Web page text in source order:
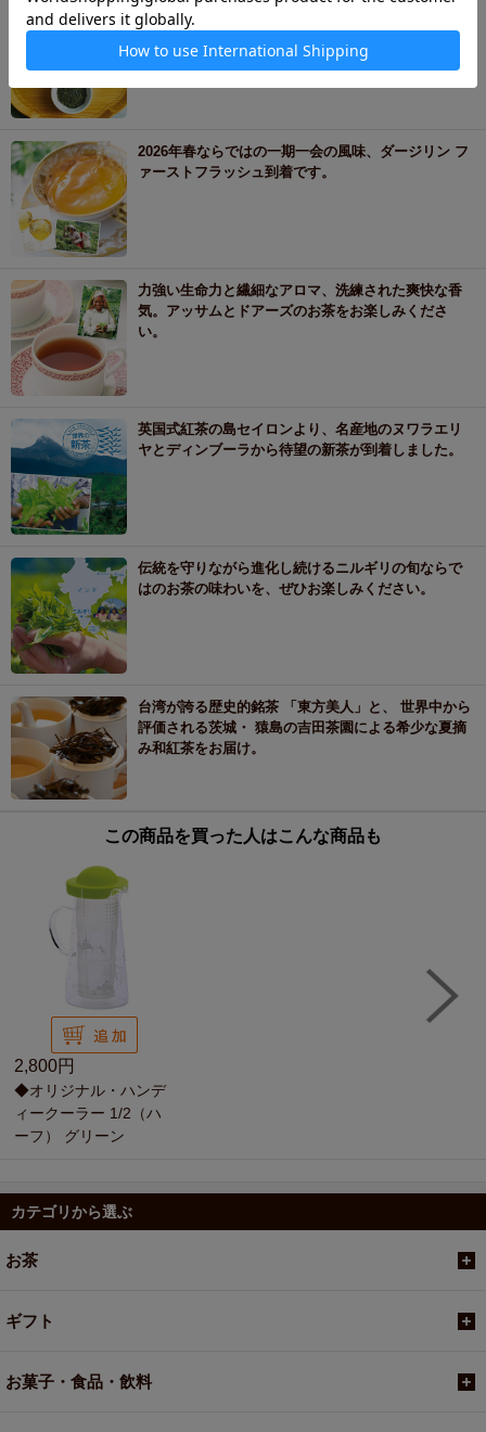
日本各地から多彩な新茶が届くのは、一年の中で今
だけ。飲み比べを楽しめる新茶の旬です。
2026年春ならではの一期一会の風味、ダージリン フ
ァーストフラッシュ到着です。
力強い生命力と繊細なアロマ、洗練された爽快な香
気。アッサムとドアーズのお茶をお楽しみくださ
い。
英国式紅茶の島セイロンより、名産地のヌワラエリ
ヤとディンブーラから待望の新茶が到着しました。
伝統を守りながら進化し続けるニルギリの旬ならで
はのお茶の味わいを、ぜひお楽しみください。
台湾が誇る歴史的銘茶 「東方美人」と、 世界中から
評価される茨城・ 猿島の吉田茶園による希少な夏摘
み和紅茶をお届け。
この商品を買った人はこんな商品も
2,800円
◆オリジナル・ハンデ
ィークーラー 1/2（ハ
ーフ） グリーン
カテゴリから選ぶ
お茶
ギフト
お菓子・食品・飲料